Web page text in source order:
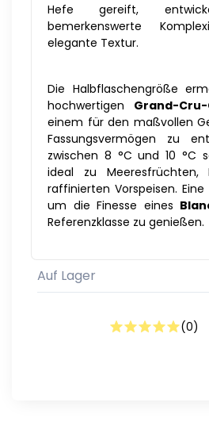
Hefe gereift,
bemerkenswerte
elegante Textur.
Die Halbflaschengröße
hochwertigen Grand-
einem für den maßvollen
Fassungsvermögen zu
zwischen 8 °C und 10 °C
ideal zu Meeresfrüchten,
raffinierten Vorspeisen.
um die Finesse eines
Referenzklasse zu genießen.
Auf Lager
(0)